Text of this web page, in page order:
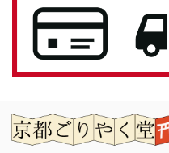
ます。
2026/04/27
息子へのプレゼントとして